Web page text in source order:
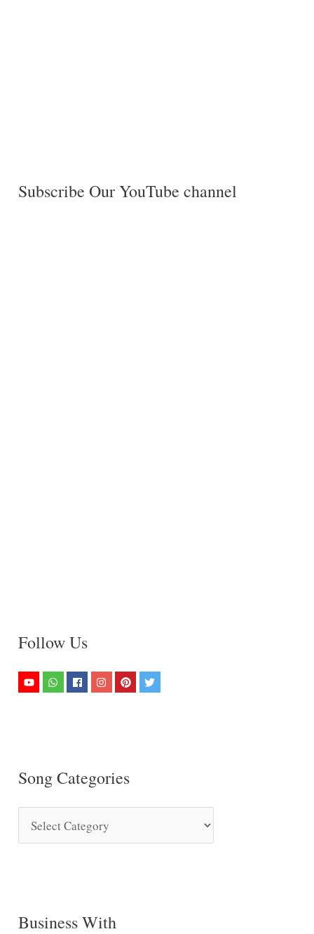
Subscribe Our YouTube channel
Follow Us
Song Categories
o
C
Business With